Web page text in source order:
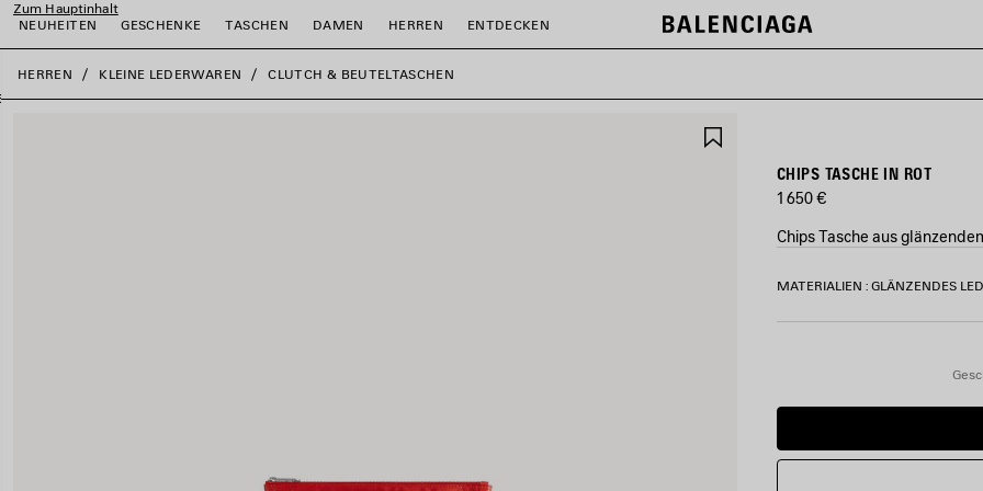
Zum Hauptinhalt
NEUHEITEN
GESCHENKE TASCHEN DAMEN HERREN ENTDECKEN
close the banner
HERREN KLEINE LEDERWAREN CLUTCH & BEUTELTASCHEN
CHIPS TASCHE IN ROT
1 650 €
Chips Tasche aus
FARBEN
MATERIALIEN : GLÄNZENDES